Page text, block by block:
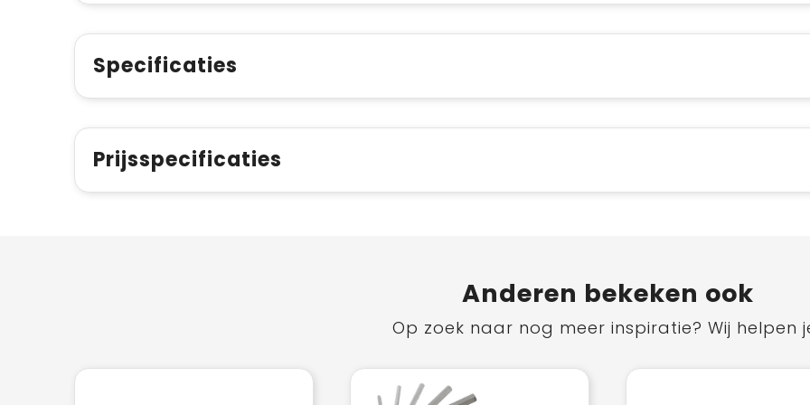
Specificaties
Prijsspecificaties
Anderen bekeken ook
Op zoek naar nog meer inspiratie? Wij helpen